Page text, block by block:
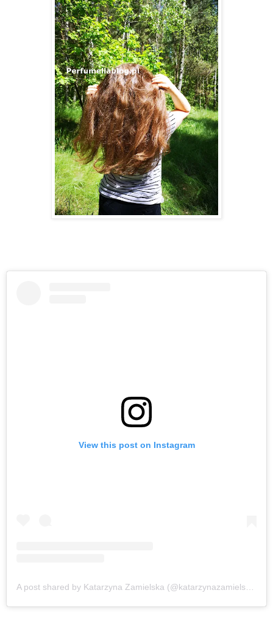
View this post on Instagram